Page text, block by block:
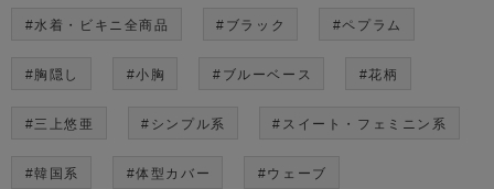
#水着・ビキニ全商品 #ブラック #ペプラム
#胸隠し #小胸 #ブルーベース #花柄
#三上悠亜 #シンプル系 #スイート・フェミニン系
#韓国系 #体型カバー #ウェーブ